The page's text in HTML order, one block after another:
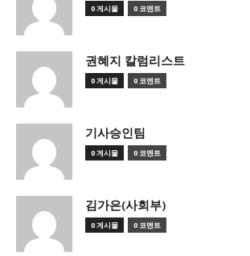
0 게시물 0 코멘트
권혜지 칼럼리스트
0 게시물 0 코멘트
기사승인팀
0 게시물 0 코멘트
김가은(사회부)
0 게시물 0 코멘트